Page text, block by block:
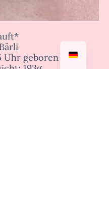
Uhr geboren
193g